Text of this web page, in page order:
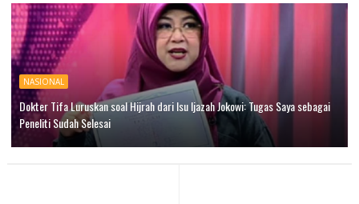
NASIONAL
Dokter Tifa Luruskan soal Hijrah dari Isu Ijazah Jokowi: Tugas Saya sebagai
Peneliti Sudah Selesai